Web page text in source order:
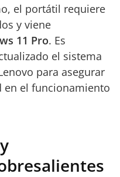
el portátil requiere
y viene
11 Pro. Es
el sistema
para asegurar
en el funcionamiento